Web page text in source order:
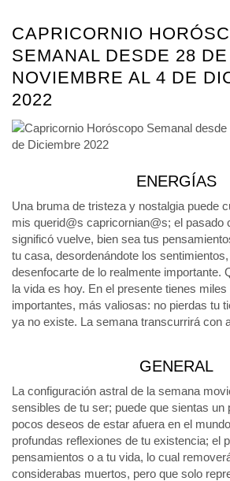
CAPRICORNIO
SEMANAL DESDE 28 DE
NOVIEMBRE AL 4 DE
2022
ENERGÍAS
Una bruma de tristeza y nostalgia puede
mis querid@s capricornian@s; el pasado
significó vuelve, bien sea tus
tu casa, desordenándote los
desenfocarte de lo realmente importante.
la vida es hoy. En el presente tienes
importantes, más valiosas: no pierdas tu
ya no existe. La semana transcurrirá con
GENERAL
La configuración astral de la semana
sensibles de tu ser; puede que sientas un
pocos deseos de estar afuera en el
profundas reflexiones de tu existencia; el
pensamientos o a tu vida, lo cual
considerabas muertos, pero que solo